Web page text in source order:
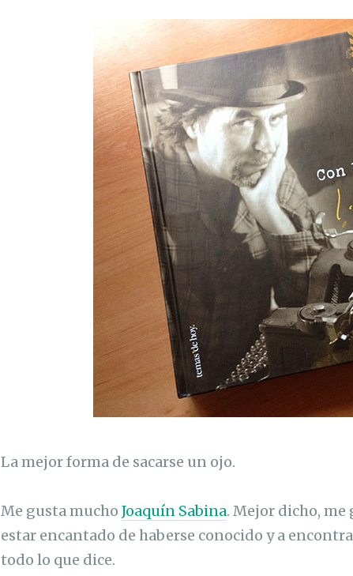
La mejor forma de sacarse un ojo.
Me gusta mucho Joaquín Sabina. Mejor dicho, me
estar encantado de haberse conocido y a
todo lo que dice.